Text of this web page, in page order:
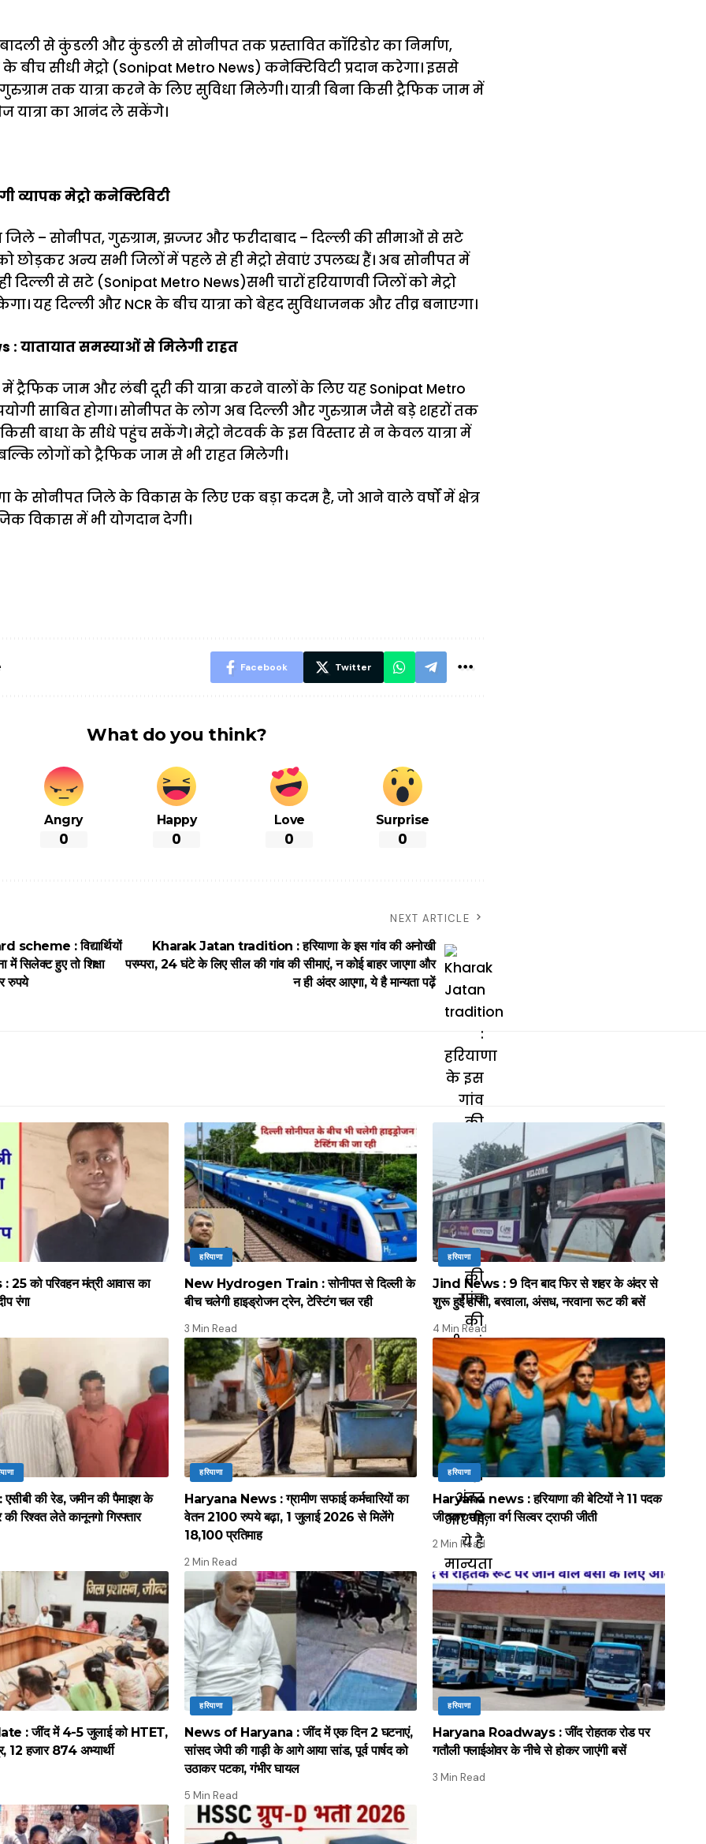
से कुंडली और कुंडली से सोनीपत तक प्रस्तावित कॉरिडोर का निर्माण,
बीच सीधी मेट्रो (Sonipat Metro News) कनेक्टिविटी प्रदान करेगा। इससे
तक यात्रा करने के लिए सुविधा मिलेगी। यात्री बिना किसी ट्रैफिक जाम में
का आनंद ले सकेंगे।
व्यापक मेट्रो कनेक्टिविटी
जिले – सोनीपत, गुरुग्राम, झज्जर और फरीदाबाद – दिल्ली की सीमाओं से सटे
छोड़कर अन्य सभी जिलों में पहले से ही मेट्रो सेवाएं उपलब्ध हैं। अब सोनीपत में
दिल्ली से सटे (Sonipat Metro News)सभी चारों हरियाणवी जिलों को मेट्रो
यह दिल्ली और NCR के बीच यात्रा को बेहद सुविधाजनक और तीव्र बनाएगा।
: यातायात समस्याओं से मिलेगी राहत
ट्रैफिक जाम और लंबी दूरी की यात्रा करने वालों के लिए यह Sonipat Metro
साबित होगा। सोनीपत के लोग अब दिल्ली और गुरुग्राम जैसे बड़े शहरों तक
किसी बाधा के सीधे पहुंच सकेंगे। मेट्रो नेटवर्क के इस विस्तार से न केवल यात्रा में
लोगों को ट्रैफिक जाम से भी राहत मिलेगी।
के सोनीपत जिले के विकास के लिए एक बड़ा कदम है, जो आने वाले वर्षों में क्षेत्र
विकास में भी योगदान देगी।
निगरानी
Facebook Twitter
What do you think?
Angry
0
Happy
0
Love
0
Surprise
0
: विद्यार्थियों
में सिलेक्ट हुए तो शिक्षा
रुपये
NEXT ARTICLE
Kharak Jatan tradition : हरियाणा के इस गांव की अनोखी
परम्परा, 24 घंटे के लिए सील की गांव की सीमाएं, न कोई बाहर जाएगा और
न ही अंदर आएगा, ये है मान्यता पढ़ें
को परिवहन मंत्री आवास का
रंगा
हरियाणा
New Hydrogen Train : सोनीपत से दिल्ली के
बीच चलेगी हाइड्रोजन ट्रेन, टेस्टिंग चल रही
3 Min Read
हरियाणा
Jind News : 9 दिन बाद फिर से शहर के अंदर से
शुरू हुई हांसी, बरवाला, अंसध, नरवाना रूट की बसें
4 Min Read
की रेड, जमीन की पैमाइश के
रिश्वत लेते कानूनगो गिरफ्तार
हरियाणा
Haryana News : ग्रामीण सफाई कर्मचारियों का
वेतन 2100 रुपये बढ़ा, 1 जुलाई 2026 से मिलेंगे
18,100 प्रतिमाह
2 Min Read
हरियाणा
Haryana news : हरियाणा की बेटियों ने 11 पदक
जीतकर महिला वर्ग सिल्वर ट्राफी जीती
2 Min Read
: जींद में 4-5 जुलाई को HTET,
12 हजार 874 अभ्यार्थी
हरियाणा
News of Haryana : जींद में एक दिन 2 घटनाएं,
सांसद जेपी की गाड़ी के आगे आया सांड, पूर्व पार्षद को
उठाकर पटका, गंभीर घायल
5 Min Read
हरियाणा
Haryana Roadways : जींद रोहतक रोड पर
गतौली फ्लाईओवर के नीचे से होकर जाएंगी बसें
3 Min Read